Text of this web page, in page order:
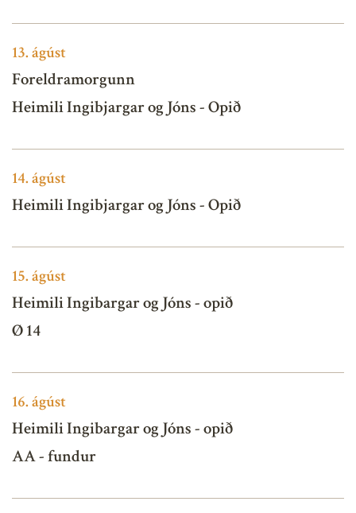
13.ágúst
Foreldramorgunn
Heimili Ingibjargar og Jóns - Opið
14.ágúst
Heimili Ingibjargar og Jóns - Opið
15.ágúst
Heimili Ingibargar og Jóns - opið
Ø 14
16.ágúst
Heimili Ingibargar og Jóns - opið
AA - fundur